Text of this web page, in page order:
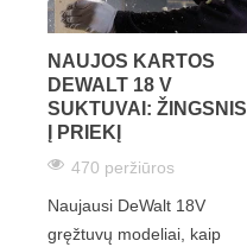
NAUJOS KARTOS
DEWALT 18 V
SUKTUVAI: ŽINGSNIS
Į PRIEKĮ
470 peržiūros
Naujausi DeWalt 18V
gręžtuvų modeliai, kaip